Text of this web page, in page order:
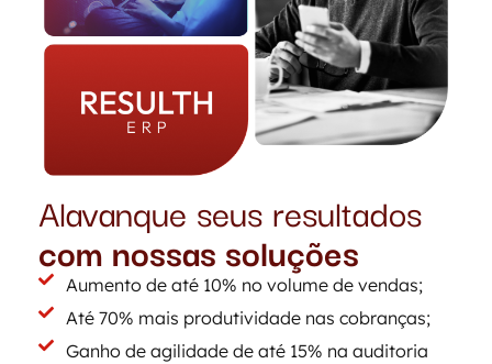
Alavanque seus resultados
com nossas soluções
Aumento de até 10% no volume de vendas;
Até 70% mais produtividade nas cobranças;
Ganho de agilidade de até 15% na auditoria